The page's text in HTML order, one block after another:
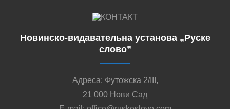
Новинско-видавательна установа „Руске
слово”
Адреса: Футожска 2/III,
21 000 Нови Сад